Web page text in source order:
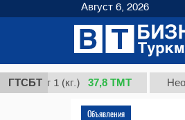
ГТСБТ1 (кг.) 37,8 ТМТ
Объявления
Август 6, 2026